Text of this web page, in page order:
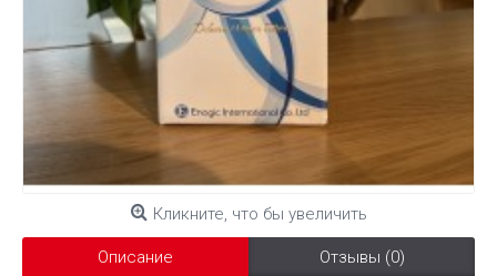
Кликните, что бы увеличить
Описание Отзывы (0)